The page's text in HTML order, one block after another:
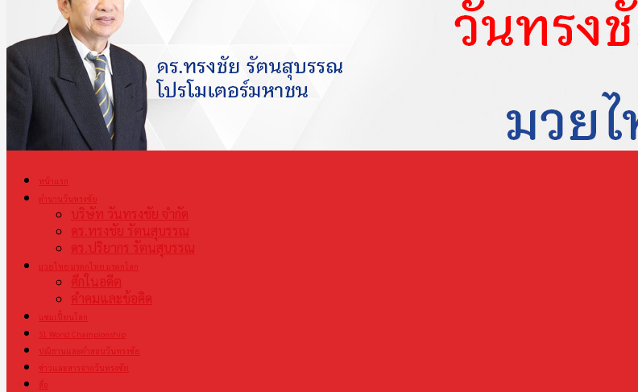
หน้าแรก
ตำนานวันทรงชัย
บริษัท วันทรงชัย จำกัด
ดร.ทรงชัย รัตนสุบรรณ
ดร.ปริยากร รัตนสุบรรณ
มวยไทย มรดกไทย มรดกโลก
ศึกในอดีต
คำคมและข้อคิด
แชมเปี้ยนโลก
S1 World Championship
ปณิธานและคำสอนวันทรงชัย
ข่าวและสารจากวันทรงชัย
สื่อ